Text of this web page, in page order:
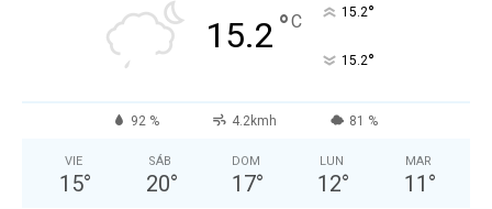
15.2 °C 15.2°
15.2°
92 % 4.2kmh 81 %
VIE
15°
SÁB
20°
DOM
17°
LUN
12°
MAR
11 °